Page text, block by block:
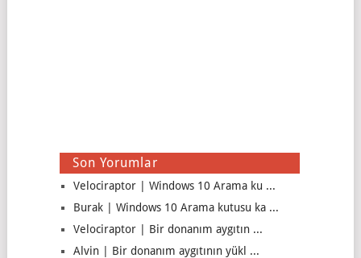
Son Yorumlar
Velociraptor | Windows 10 Arama ku ...
Burak | Windows 10 Arama kutusu ka ...
Velociraptor | Bir donanım aygıtın ...
Alvin | Bir donanım aygıtının yükl ...